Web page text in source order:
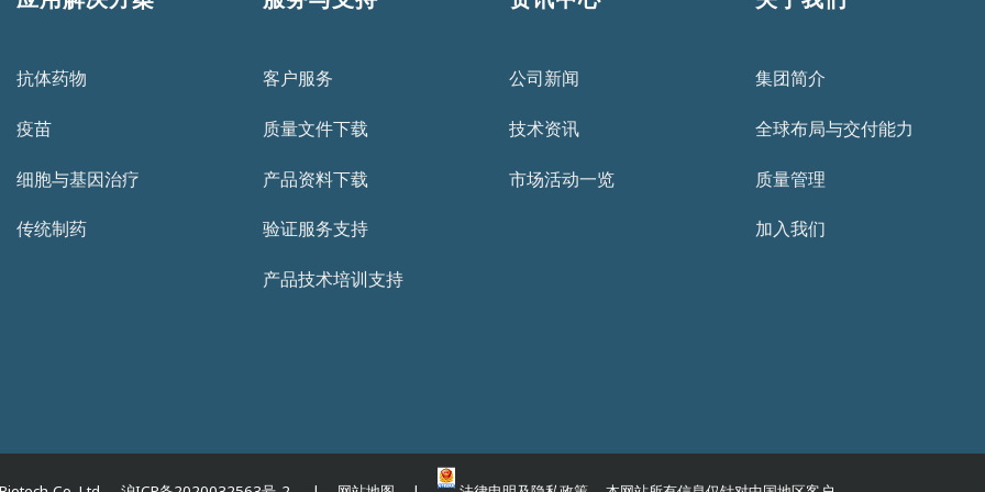
抗体药物
疫苗
细胞与基因治疗
传统制药
客户服务
质量文件下载
产品资料下载
验证服务支持
产品技术培训支持
公司新闻
技术资讯
市场活动一览
集团简介
全球布局与交付能力
质量管理
加入我们